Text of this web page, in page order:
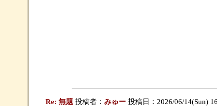
Re: 無題 投稿者： みゅー投稿日：2026/06/14(Sun)